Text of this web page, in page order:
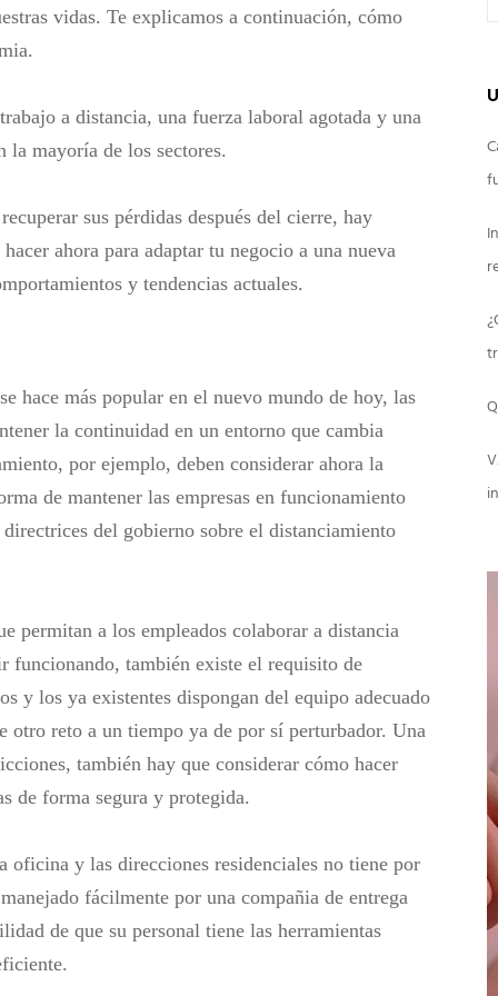
vidas. Te explicamos a continuación, cómo
a distancia, una fuerza laboral agotada y una
la mayoría de los sectores.
sus pérdidas después del cierre, hay
ahora para adaptar tu negocio a una nueva
y tendencias actuales.
hace más popular en el nuevo mundo de hoy, las
la continuidad en un entorno que cambia
por ejemplo, deben considerar ahora la
de mantener las empresas en funcionamiento
del gobierno sobre el distanciamiento
permitan a los empleados colaborar a distancia
funcionando, también existe el requisito de
y los ya existentes dispongan del equipo adecuado
otro reto a un tiempo ya de por sí perturbador. Una
también hay que considerar cómo hacer
de forma segura y protegida.
y las direcciones residenciales no tiene por
fácilmente por una compañia de entrega
de que su personal tiene las herramientas